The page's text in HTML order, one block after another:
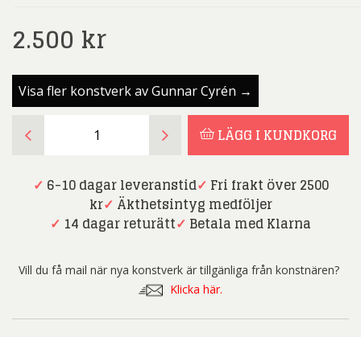
2.500 kr
Visa fler konstverk av Gunnar Cyrén →
Cyrén
Röd
mängd
LÄGG I KUNDKORG
✓ 6-10 dagar leveranstid✓ Fri frakt över 2500
kr✓ Äkthetsintyg medföljer
✓ 14 dagar returätt✓ Betala med Klarna
Vill du få mail när nya konstverk är tillgänliga från konstnären?
Klicka här.